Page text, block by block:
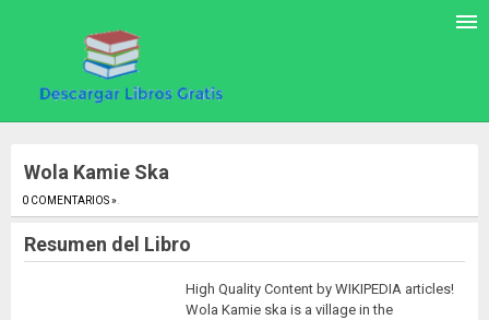
Wola Kamie Ska
0 COMENTARIOS ».
Resumen del Libro
High Quality Content by WIKIPEDIA articles!
Wola Kamie ska is a village in the